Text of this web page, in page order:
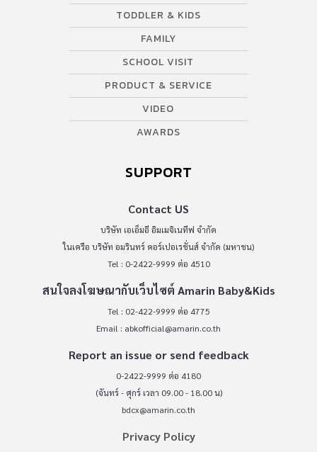
TODDLER & KIDS
FAMILY
SCHOOL VISIT
PRODUCT & SERVICE
VIDEO
AWARDS
SUPPORT
Contact US
บริษัท เอเอ็มอี อิมเมจิเนทีฟ จำกัด
ในเครือ บริษัท อมรินทร์ คอร์เปอเรชั่นส์ จำกัด (มหาชน)
Tel : 0-2422-9999 ต่อ 4510
สนใจลงโฆษณากับเว็บไซต์ Amarin Baby&Kids
Tel : 02-422-9999 ต่อ 4775
Email : abkofficial@amarin.co.th
Report an issue or send feedback
0-2422-9999 ต่อ 4180
(จันทร์ - ศุกร์ เวลา 09.00 - 18.00 น)
bdcx@amarin.co.th
Privacy Policy